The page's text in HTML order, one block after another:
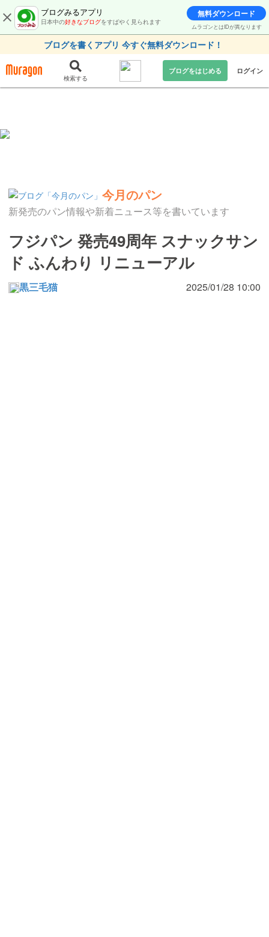
ブログみるアプリ
日本中の好きなブログをすばやく見られます
無料ダウンロード
ムラゴンとはIDが異なります
ブログを書くアプリ 今すぐ無料ダウンロード！
検索する
ブログをはじめる ログイン
今月のパン
新発売のパン情報や新着ニュース等を書いています
フジパン 発売49周年 スナックサン
ド ふんわり リニューアル
黒三毛猫 2025/01/28 10:00